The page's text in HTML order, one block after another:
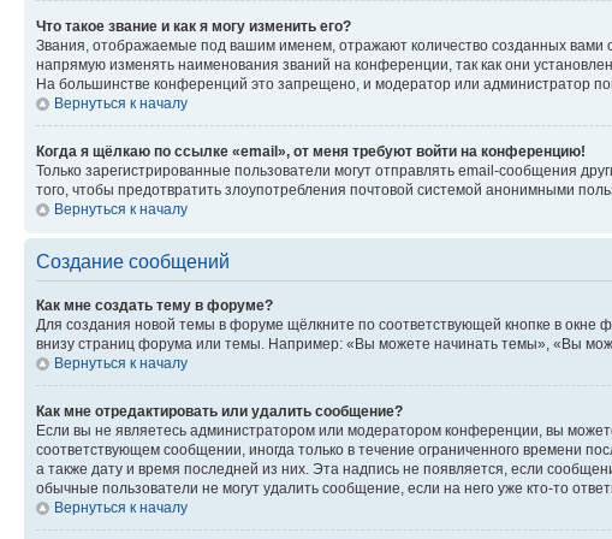
Что такое звание и как я могу изменить его?
Звания, отображаемые под вашим именем, отражают количество созданных
напрямую изменять наименования званий на конференции, так как они
На большинстве конференций это запрещено, и модератор или администратор
Вернуться к началу
Когда я щёлкаю по ссылке «email», от меня требуют войти на конференцию!
Только зарегистрированные пользователи могут отправлять email-сообщения
того, чтобы предотвратить злоупотребления почтовой системой анонимными
Вернуться к началу
Создание сообщений
Как мне создать тему в форуме?
Для создания новой темы в форуме щёлкните по соответствующей кнопке в
внизу страниц форума или темы. Например: «Вы можете начинать темы», «Вы
Вернуться к началу
Как мне отредактировать или удалить сообщение?
Если вы не являетесь администратором или модератором конференции, вы
соответствующем сообщении, иногда только в течение ограниченного времени
а также дату и время последней из них. Эта надпись не появляется, если
обычные пользователи не могут удалить сообщение, если на него уже кто-то
Вернуться к началу